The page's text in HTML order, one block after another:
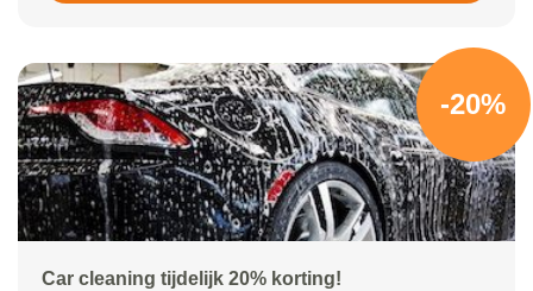
-20%
Car cleaning tijdelijk 20% korting!